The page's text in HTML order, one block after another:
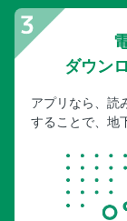
ダウン
アプリなら、読
することで、地